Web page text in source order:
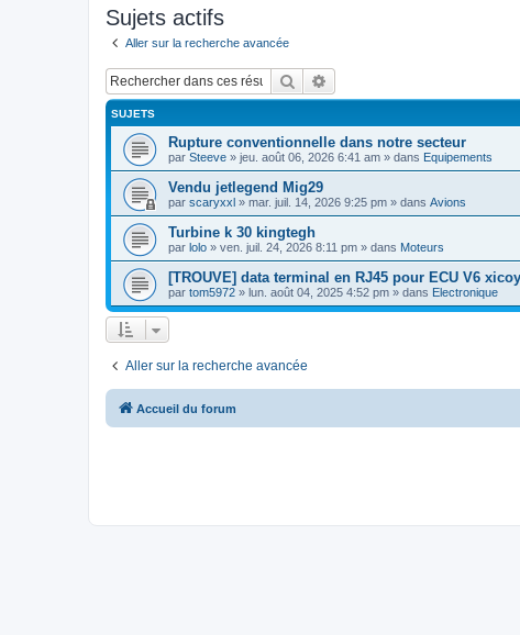
Sujets actifs
Aller sur la recherche avancée
Rechercher
SUJETS
Rupture conventionnelle dans notre secteur
par Steeve » jeu. août 06, 2026 6:41 am » dans Equipements
Vendu jetlegend Mig29
par scaryxxl » mar. juil. 14, 2026 9:25 pm » dans Avions
Turbine k 30 kingtegh
par lolo » ven. juil. 24, 2026 8:11 pm » dans Moteurs
[TROUVE] data terminal en RJ45 pour ECU V6 xicoy
par tom5972 » lun. août 04, 2025 4:52 pm » dans Electronique
Aller sur la recherche avancée
Accueil du forum